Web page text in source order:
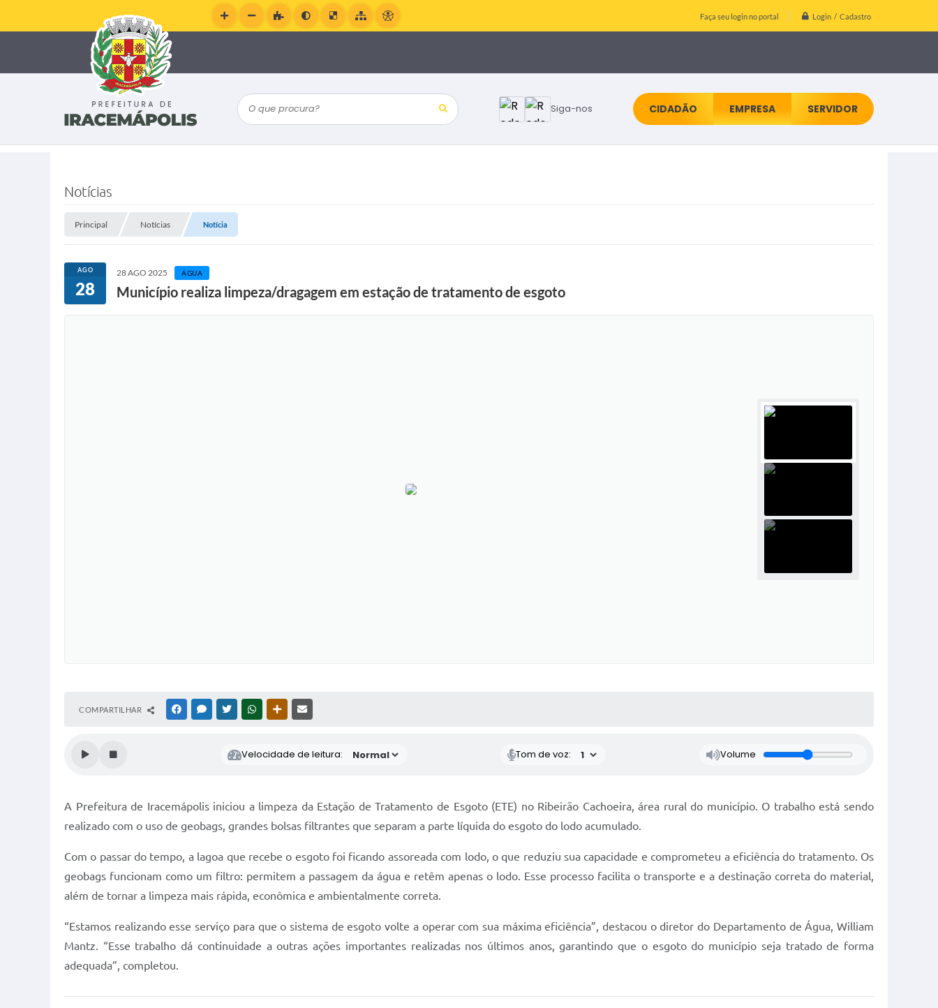
Faça seu login no portal Login / Cadastro
Siga-nos
O que procura? CIDADÃO EMPRESA SERVIDOR
Notícias
Principal Notícias Notícia
AGO
28
28 AGO 2025 ÁGUA
Município realiza limpeza/dragagem em estação de tratamento de esgoto
COMPARTILHAR FACEBOOKMESSENGER
TWITTERWHATSAPPOUTRAS MÍDIAS
Velocidade de leitura: Tom de voz: Volume
A Prefeitura de Iracemápolis iniciou a limpeza da Estação de Tratamento de Esgoto (ETE) no Ribeirão Cachoeira, área rural do município. O trabalho está sendo
realizado com o uso de geobags, grandes bolsas filtrantes que separam a parte líquida do esgoto do lodo acumulado.
Com o passar do tempo, a lagoa que recebe o esgoto foi ficando assoreada com lodo, o que reduziu sua capacidade e comprometeu a eficiência do tratamento. Os
geobags funcionam como um filtro: permitem a passagem da água e retêm apenas o lodo. Esse processo facilita o transporte e a destinação correta do material,
além de tornar a limpeza mais rápida, econômica e ambientalmente correta.
“Estamos realizando esse serviço para que o sistema de esgoto volte a operar com sua máxima eficiência”, destacou o diretor do Departamento de Água, William
Mantz. “Esse trabalho dá continuidade a outras ações importantes realizadas nos últimos anos, garantindo que o esgoto do município seja tratado de forma
adequada”, completou.